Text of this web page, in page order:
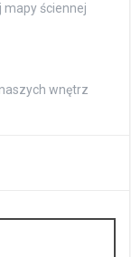
mapy ściennej
wnętrz